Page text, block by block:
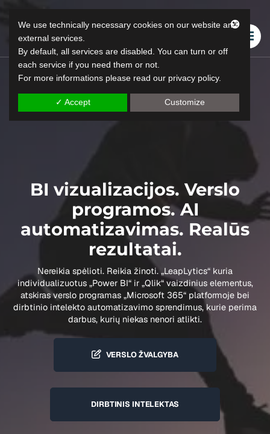
"LeapLytics"
"Leap Reporting" sprendimai
BI vizualizacijos. Verslo
programos. AI
automatizavimas. Realūs
rezultatai.
Nereikia spėlioti. Reikia žinoti. „LeapLytics“ kuria
individualizuotus „Power BI“ ir „Qlik“ vaizdinius elementus,
atskiras verslo programas „Microsoft 365“ platformoje bei
dirbtinio intelekto automatizavimo sprendimus, kurie perima
darbus, kurių niekas nenori atlikti.
VERSLO ŽVALGYBA
DIRBTINIS INTELEKTAS
We use technically necessary cookies on our website and
external services.
By default, all services are disabled. You can turn or off
each service if you need them or not.
For more informations please read our privacy policy.
✓ Accept Customize